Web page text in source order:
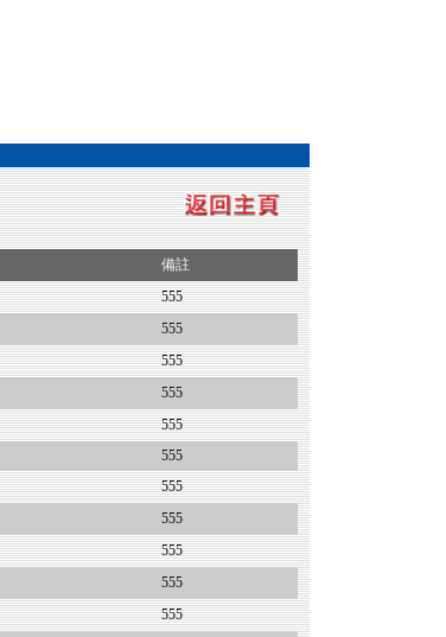
備註
555
555
555
555
555
555
555
555
555
555
555